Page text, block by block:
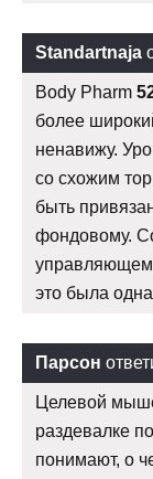
Standartnaja
Body Pharm
более
ненавижу.
со схожим
быть
фондовому.
это была
Парсон
Целевой
раздевалке
понимают, о